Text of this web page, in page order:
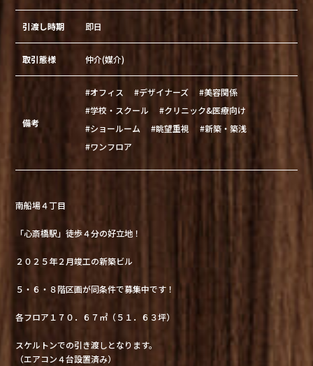
引渡し時期 即日
取引態様 仲介(媒介)
備考
#オフィス #デザイナーズ
#美容関係
#学校・スクール
#クリニック&医療向け
#ショールーム
#眺望重視
#新築・築浅
#ワンフロア
南船場４丁目
「心斎橋駅」徒歩４分の好立地！
２０２５年２月竣工の新築ビル
５・６・８階区画が同条件で募集中です！
各フロア１７０．６７㎡（５１．６３坪）
スケルトンでの引き渡しとなります。
（エアコン４台設置済み）